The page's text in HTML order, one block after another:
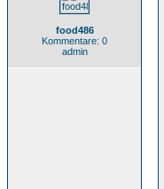
food486
Kommentare: 0
admin